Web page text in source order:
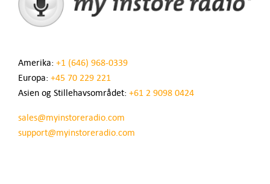
Amerika: +1 (646) 968-0339
Europa: +45 70 229 221
Asien og Stillehavsområdet: +61 2 9098 0424
sales@myinstoreradio.com
support@myinstoreradio.com